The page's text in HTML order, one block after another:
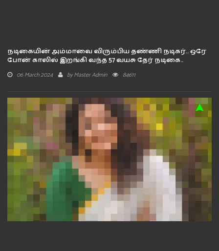
நடிகையின் அம்மாவை விரும்பிய தண்ணி நடிகர்.. ஒரே
போன் காலில் இறங்கி வந்த 57 வயசு தேர் நடிகை..
06 March 2024 byMaster Admin 84611